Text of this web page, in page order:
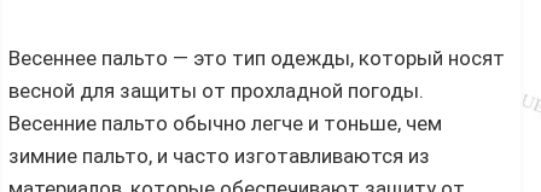
Весеннее пальто — это тип одежды, который носят
весной для защиты от прохладной погоды.
Весенние пальто обычно легче и тоньше, чем
зимние пальто, и часто изготавливаются из